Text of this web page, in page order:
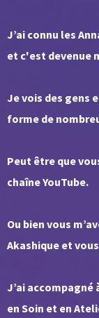
J’ai connu les
et c'est devenue
Je vois des gens
forme de
Peut être que
chaîne YouTube.
Ou bien vous
Akashique et
J’ai accompagné
en Soin et en